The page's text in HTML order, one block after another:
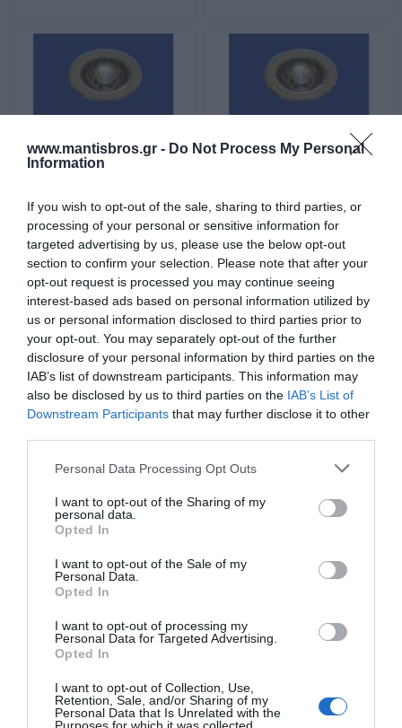
www.mantisbros.gr - Do Not Process My Personal
Information
If you wish to opt-out of the sale, sharing to third parties, or
processing of your personal or sensitive information for
targeted advertising by us, please use the below opt-out
section to confirm your selection. Please note that after your
opt-out request is processed you may continue seeing
interest-based ads based on personal information utilized by
us or personal information disclosed to third parties prior to
your opt-out. You may separately opt-out of the further
disclosure of your personal information by third parties on the
IAB’s list of downstream participants. This information may
also be disclosed by us to third parties on the IAB’s List of
Downstream Participants that may further disclose it to other
Please note that this website/app uses one or more Google
not limited to your visit or usage behaviour. You may click to
grant or deny consent to Google and its third-party tags to
use your data for below specified purposes in below Google
consent section.
Personal Data Processing Opt Outs
I want to opt-out of the Sharing of my
personal data.
Opted In
I want to opt-out of the Sale of my
Personal Data.
Opted In
I want to opt-out of processing my
Personal Data for Targeted Advertising.
Opted In
I want to opt-out of Collection, Use,
Retention, Sale, and/or Sharing of my
Personal Data that Is Unrelated with the
Σποτ Χωνευτό G4 Σταθερό
Στρογγυλό Φ35 Χρυσό
Γυαλιστερό 11350004
Περιορισμένη Διαθεσιμότητα
1,87 €
Σποτ Χωνευτό G4 Σταθερό
Στρογγυλό Φ35 Χρυσό Ματ
11350005
Περιορισμένη Διαθεσιμότητα
1,87 €
Σποτ Χωνευτό G4
Στρογγυλό Φ76 Χρυσό Ματ
11312002
2,81 €
Σποτ Χωνευτό GU10
Σταθερό Αλουμινίου
2,61 €